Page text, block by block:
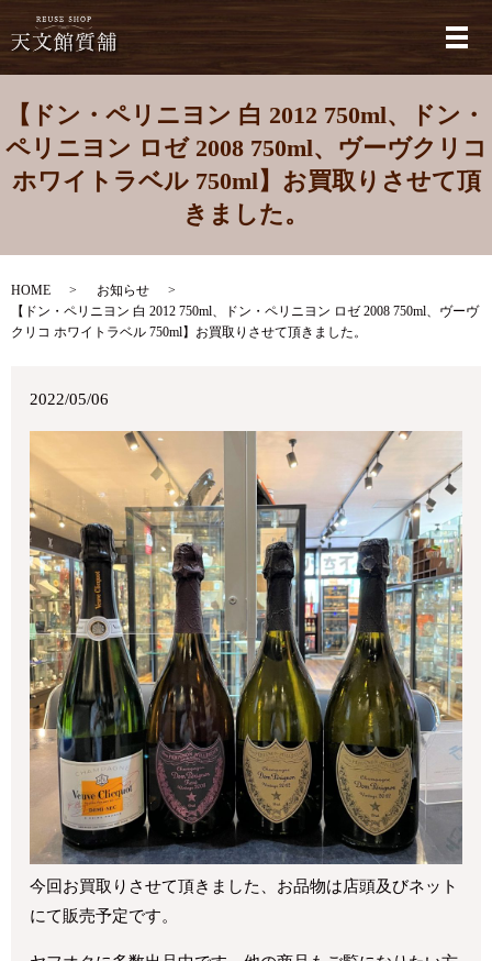
メ
【ドン・ペリニヨン 白 2012 750ml、ドン・
ペリニヨン ロゼ 2008 750ml、ヴーヴクリコ
ホワイトラベル 750ml】お買取りさせて頂
きました。
HOME
お知らせ
【ドン・ペリニヨン 白 2012 750ml、ドン・ペリニヨン ロゼ 2008 750ml、ヴーヴ
クリコ ホワイトラベル 750ml】お買取りさせて頂きました。
2022/05/06
今回お買取りさせて頂きました、お品物は店頭及びネット
にて販売予定です。